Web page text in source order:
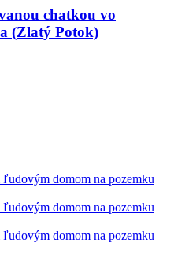
chatkou vo
(Zlatý Potok)